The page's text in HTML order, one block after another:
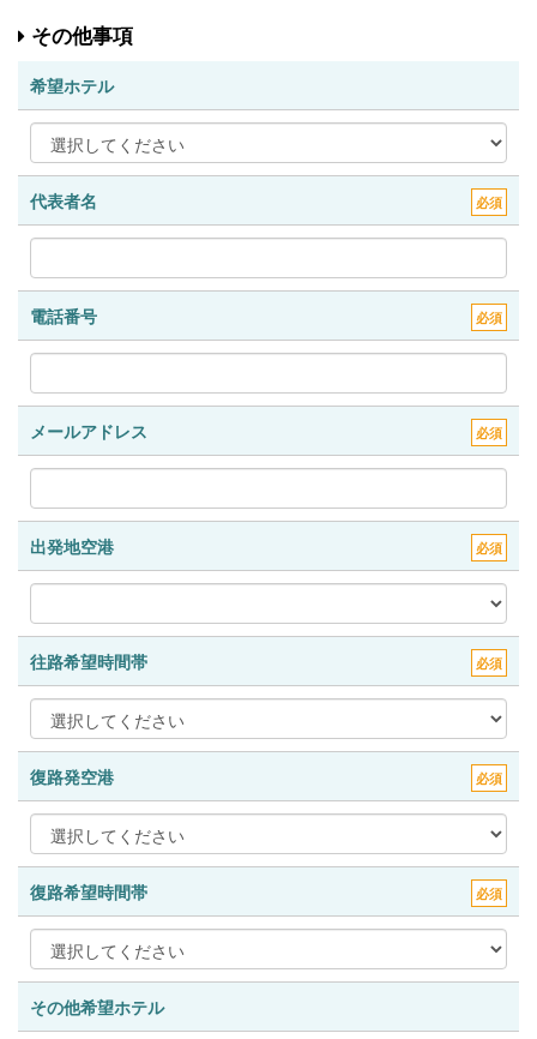
その他事項
希望ホテル
代表者名 必須
電話番号 必須
メールアドレス 必須
出発地空港 必須
往路希望時間帯 必須
復路発空港 必須
復路希望時間帯 必須
その他希望ホテル